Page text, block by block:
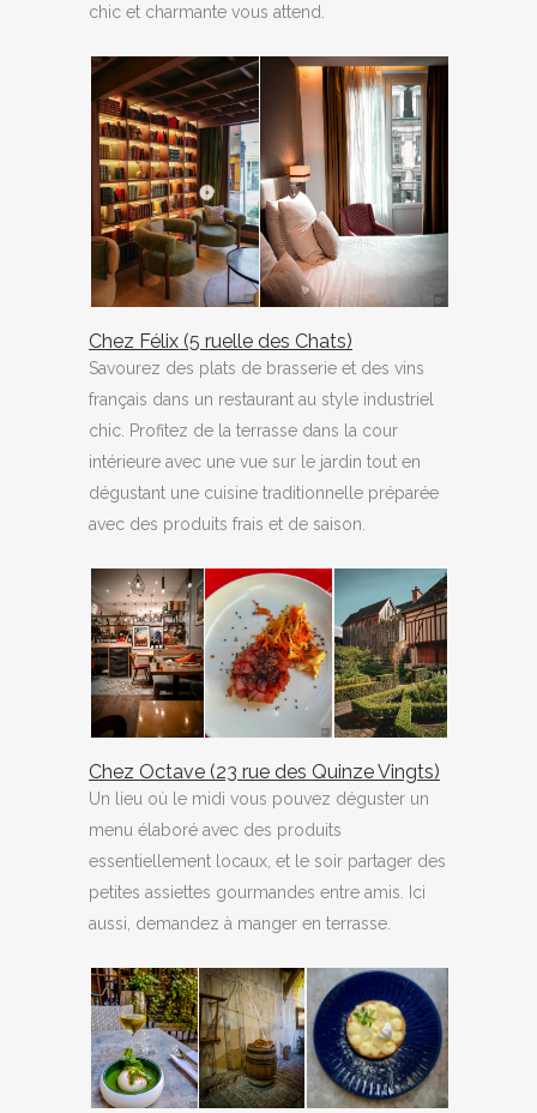
chic et charmante vous attend.
Chez Félix (5 ruelle des Chats)
Savourez des plats de brasserie et des vins
français dans un restaurant au style industriel
chic. Profitez de la terrasse dans la cour
intérieure avec une vue sur le jardin tout en
dégustant une cuisine traditionnelle préparée
avec des produits frais et de saison.
Chez Octave (23 rue des Quinze Vingts)
Un lieu où le midi vous pouvez déguster un
menu élaboré avec des produits
essentiellement locaux, et le soir partager des
petites assiettes gourmandes entre amis. Ici
aussi, demandez à manger en terrasse.